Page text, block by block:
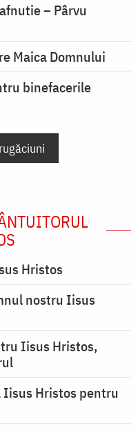
– Pârvu
Maica Domnului
binefacerile
Hristos
nostru Iisus
Iisus Hristos,
Hristos pentru